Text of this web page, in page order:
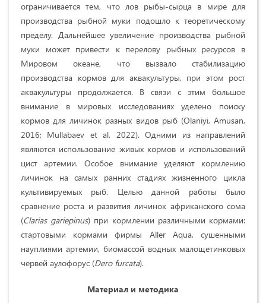
ограничивается тем, что лов рыбы-сырца в мире для
производства рыбной муки подошло к теоретическому
пределу. Дальнейшее увеличение производства рыбной
муки может привести к перелову рыбных ресурсов в
Мировом океане, что вызвало стабилизацию
производства кормов для аквакультуры, при этом рост
аквакультуры продолжается. В связи с этим большое
внимание в мировых исследованиях уделено поиску
кормов для личинок разных видов рыб (Olaniyi, Amusan,
2016; Mullabaev et al, 2022). Одними из направлений
являются использование живых кормов и использований
цист артемии. Особое внимание уделяют кормлению
личинок на самых ранних стадиях жизненного цикла
культивируемых рыб. Целью данной работы было
сравнение роста и развития личинок африканского сома
(Clarias gariepinus) при кормлении различными кормами:
стартовыми кормами фирмы Aller Aqua, сушенными
науплиями артемии, биомассой водных малощетинковых
червей аулофорус (Dero furcata).
Материал и методика